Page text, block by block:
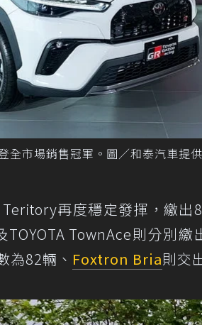
全市場銷售冠軍。圖／和泰汽車提供
再度穩定發揮，繳出
TOYOTA TownAce則分別
為82輛、 Foxtron Bria則交